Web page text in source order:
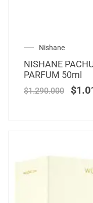
Nishane
NISHANE
PARFUM 50ml
$1.290.000 $